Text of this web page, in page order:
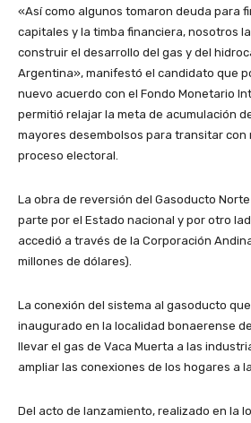
«Así como algunos tomaron deuda para
capitales y la timba financiera, nosotros
construir el desarrollo del gas y del
Argentina», manifestó el candidato que
nuevo acuerdo con el Fondo Monetario
permitió relajar la meta de acumulación
mayores desembolsos para transitar con
proceso electoral.
La obra de reversión del Gasoducto
parte por el Estado nacional y por otro
accedió a través de la Corporación
millones de dólares).
La conexión del sistema al gasoducto
inaugurado en la localidad bonaerense
llevar el gas de Vaca Muerta a las
ampliar las conexiones de los hogares a
Del acto de lanzamiento, realizado en la